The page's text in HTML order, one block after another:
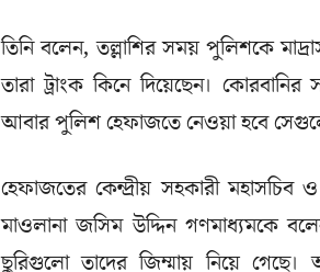
তিনি বলেন, তল্লাশির সময় পুলিশকে
তারা ট্রাংক কিনে দিয়েছেন।
আবার পুলিশ হেফাজতে নেওয়া হবে
হেফাজ‌তের কেন্দ্রীয় সহকারী মহাস‌চিব
মাওলানা জ‌সিম উদ্দিন গণমাধ্যমকে
ছু‌রিগুলো তা‌দের জিম্মায় নি‌য়ে